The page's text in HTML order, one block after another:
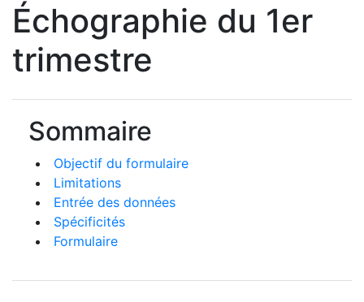
Échographie du 1er
trimestre
Sommaire
Objectif du formulaire
Limitations
Entrée des données
Spécificités
Formulaire